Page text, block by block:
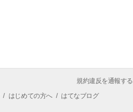
規約違反を通報する
/ はじめての方へ/ はてなブログ